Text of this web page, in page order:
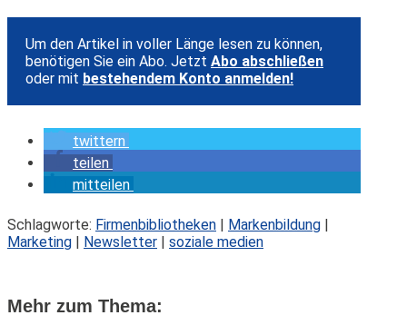
Um den Artikel in voller Länge lesen zu können,
benötigen Sie ein Abo. Jetzt Abo abschließen
oder mit bestehendem Konto anmelden!
twittern
teilen
mitteilen
Schlagworte: Firmenbibliotheken | Markenbildung |
Marketing | Newsletter | soziale medien
Mehr zum Thema: